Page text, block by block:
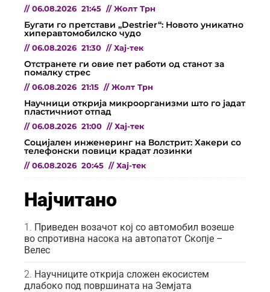
// 06.08.2026 21:45 // Жолт Трн
Бугати го претстави „Destrier“: Новото уникатно
хиперавтомобилско чудо
// 06.08.2026 21:30 // Хај-тек
Отстранете ги овие пет работи од станот за
помалку стрес
// 06.08.2026 21:15 // Жолт Трн
Научници открија микроорганизми што го јадат
пластичниот отпад
// 06.08.2026 21:00 // Хај-тек
Социјален инженеринг на Волстрит: Хакери со
телефонски повици крадат лозинки
// 06.08.2026 20:45 // Хај-тек
Најчитано
Приведен возачот кој со автомобил возеше
во спротивна насока на автопатот Скопје –
Велес
Научниците открија сложен екосистем
длабоко под површината на Земјата